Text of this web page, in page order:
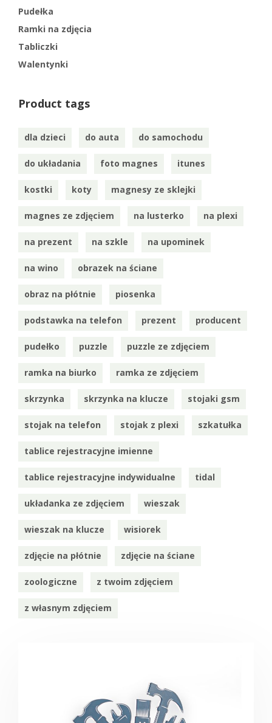
Pudełka
Ramki na zdjęcia
Tabliczki
Walentynki
Product tags
dla dzieci do auta do samochodu
do układania foto magnes itunes
kostki koty magnesy ze sklejki
magnes ze zdjęciem na lusterko na plexi
na prezent na szkle na upominek
na wino obrazek na ściane
obraz na płótnie piosenka
podstawka na telefon prezent producent
pudełko puzzle puzzle ze zdjęciem
ramka na biurko ramka ze zdjęciem
skrzynka skrzynka na klucze stojaki gsm
stojak na telefon stojak z plexi szkatułka
tablice rejestracyjne imienne
tablice rejestracyjne indywidualne tidal
układanka ze zdjęciem wieszak
wieszak na klucze wisiorek
zdjęcie na płótnie zdjęcie na ściane
zoologiczne z twoim zdjęciem
z własnym zdjęciem